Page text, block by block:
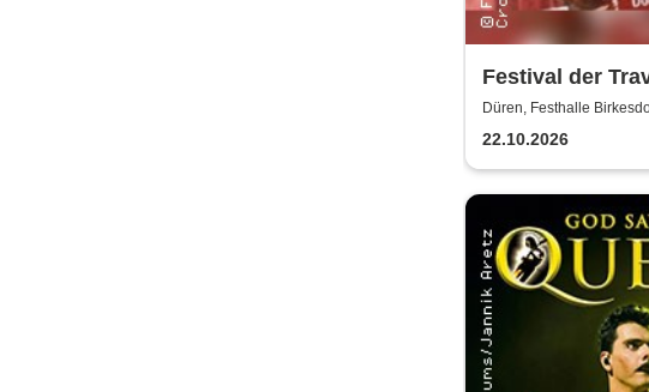
Festival der
Düren, Festhalle
22.10.2026